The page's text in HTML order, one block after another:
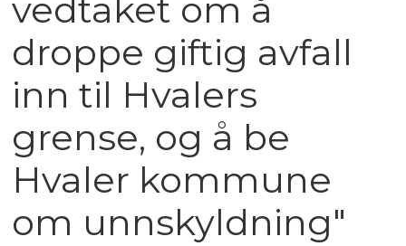
vedtaket om å
droppe giftig avfall
inn til Hvalers
grense, og å be
Hvaler kommune
om unnskyldning"